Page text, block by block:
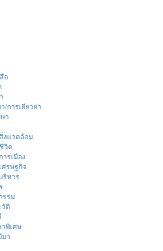
อ
/การเยียวยา
า
งแวดล้อม
วิต
รเมือง
ศรษฐกิจ
ริหาร
รม
ติ
พิเศษ
มา